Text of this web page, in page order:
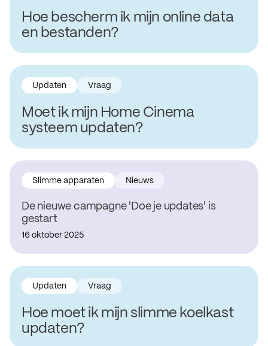
Hoe bescherm ik mijn online data
en bestanden?
Moet ik mijn Home Cinema
systeem updaten?
Updaten Vraag
De nieuwe campagne 'Doe je updates' is
gestart
Slimme apparaten Nieuws
16 oktober 2025
Hoe moet ik mijn slimme koelkast
updaten?
Updaten Vraag